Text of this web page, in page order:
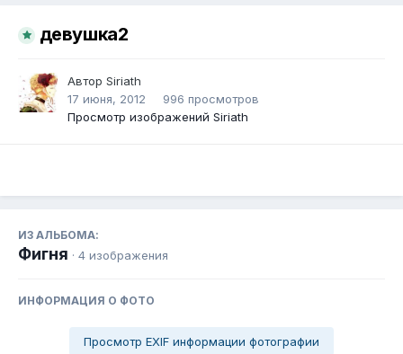
девушка2
Автор Siriath
17 июня, 2012
996 просмотров
Просмотр изображений Siriath
ИЗ АЛЬБОМА:
Фигня · 4 изображения
ИНФОРМАЦИЯ О ФОТО
Просмотр EXIF информации фотографии